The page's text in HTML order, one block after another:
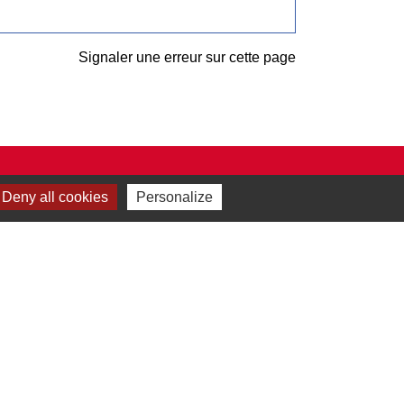
Signaler une erreur sur cette page
Deny all cookies Personalize